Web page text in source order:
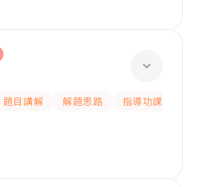
題目講解 解題思路 指導功課